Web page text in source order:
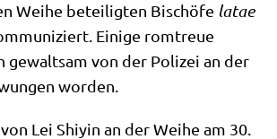
Wei­he betei­lig­ten Bischö­fe latae
Eini­ge rom­treue
gewalt­sam von der Poli­zei an der
worden.
Lei Shiyin an der Wei­he am 30.